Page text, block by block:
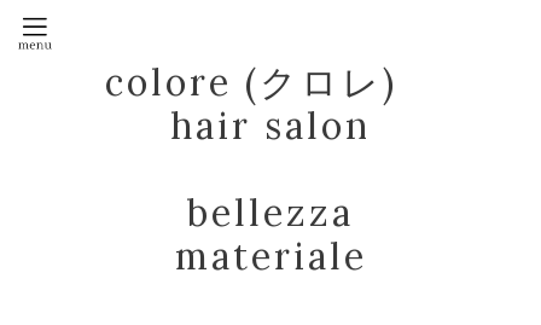
colore (クロレ)
hair salon
bellezza
materiale